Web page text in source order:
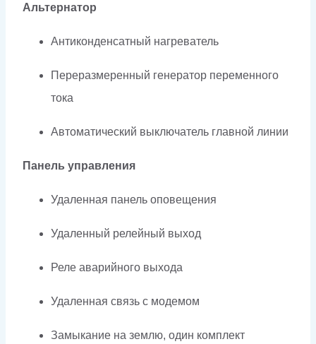
Альтернатор
Антиконденсатный нагреватель
Переразмеренный генератор переменного
тока
Автоматический выключатель главной линии
Панель управления
Удаленная панель оповещения
Удаленный релейный выход
Реле аварийного выхода
Удаленная связь с модемом
Замыкание на землю, один комплект